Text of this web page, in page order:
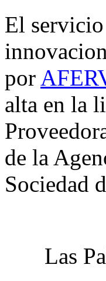
El
por
alta en la
de la
Sociedad
Las